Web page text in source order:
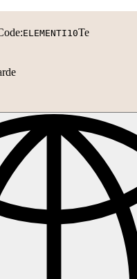
ELEMENTI10Te